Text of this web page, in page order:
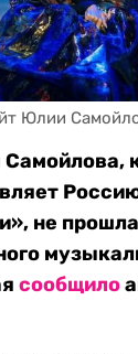
Юлии
не
сообщило